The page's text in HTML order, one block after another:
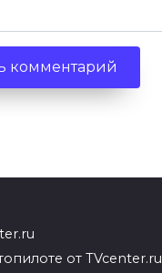
от TVcenter.ru